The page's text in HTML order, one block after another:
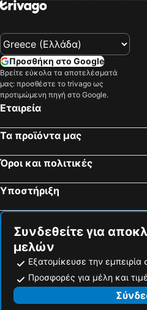
Προσθήκη στο Google
Βρείτε εύκολα τα αποτελέσματά
μας: προσθέστε το trivago ως
προτιμώμενη πηγή στο Google.
Εταιρεία
Τα προϊόντα μας
Όροι και πολιτικές
Υποστήριξη
Συνδεθείτε για
μελών
Εξατομίκευσε την εμπειρία
Προσφορές για μέλη και